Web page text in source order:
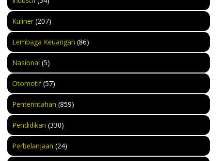
Kuliner (207)
Lembaga Keuangan (86)
Nasional (5)
Otomotif(57)
Pemerintahan (859)
Pendidikan (330)
Perbelanjaan (24)